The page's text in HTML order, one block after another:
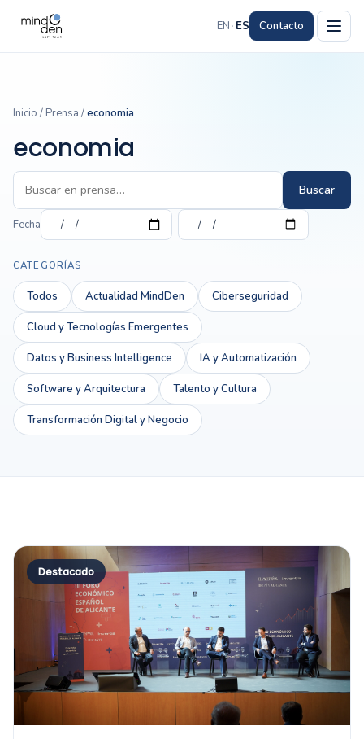
EN · ES Contacto
Inicio / Prensa /economia
economia
Buscar
Fecha –
CATEGORÍAS
Todos Actualidad MindDen Ciberseguridad
Cloud y Tecnologías Emergentes
Datos y Business Intelligence IA y Automatización
Software y Arquitectura Talento y Cultura
Transformación Digital y Negocio
Destacado